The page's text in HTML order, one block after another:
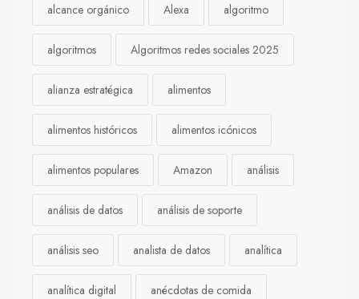
alcance orgánico Alexa algoritmo
algoritmos Algoritmos redes sociales 2025
alianza estratégica alimentos
alimentos históricos alimentos icónicos
alimentos populares Amazon análisis
análisis de datos análisis de soporte
análisis seo analista de datos analítica
analítica digital anécdotas de comida